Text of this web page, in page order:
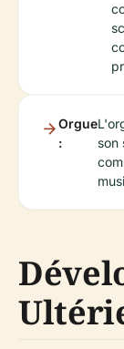
Orgue
:
son